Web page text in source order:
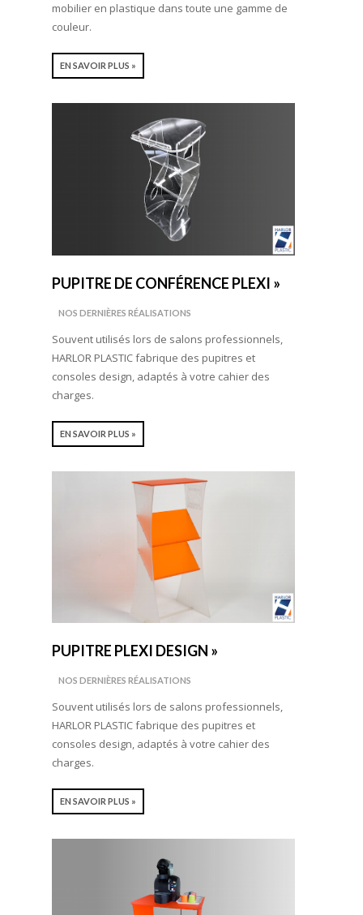
mobilier en plastique dans toute une gamme de
couleur.
EN SAVOIR PLUS »
PUPITRE DE CONFÉRENCE PLEXI »
NOS DERNIÈRES RÉALISATIONS
Souvent utilisés lors de salons professionnels,
HARLOR PLASTIC fabrique des pupitres et
consoles design, adaptés à votre cahier des
charges.
EN SAVOIR PLUS »
PUPITRE PLEXI DESIGN »
NOS DERNIÈRES RÉALISATIONS
Souvent utilisés lors de salons professionnels,
HARLOR PLASTIC fabrique des pupitres et
consoles design, adaptés à votre cahier des
charges.
EN SAVOIR PLUS »